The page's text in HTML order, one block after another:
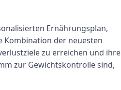
Ernährungsplan,
Kombination der neuesten
zu erreichen und ihre
zur Gewichtskontrolle sind,